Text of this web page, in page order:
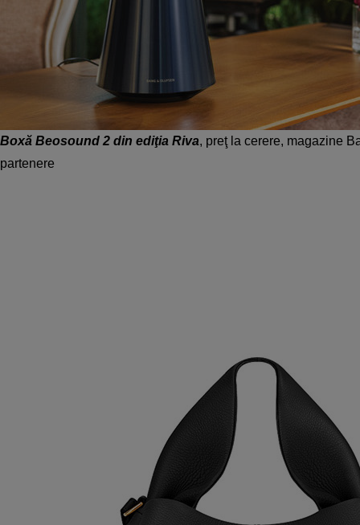
Boxă Beosound 2 din ediţia Riva, preţ la cerere, magazine
partenere